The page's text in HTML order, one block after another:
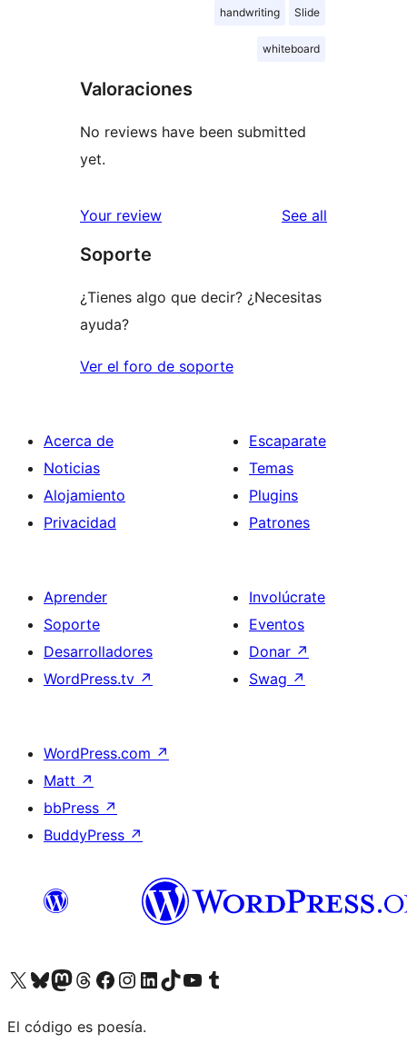
handwriting Slide
whiteboard
Valoraciones
No reviews have been submitted
yet.
Your review See all
Soporte
¿Tienes algo que decir? ¿Necesitas
ayuda?
Ver el foro de soporte
Acerca de
Noticias
Alojamiento
Privacidad
Escaparate
Temas
Plugins
Patrones
Aprender
Soporte
Desarrolladores
WordPress.tv ↗
Involúcrate
Eventos
Donar ↗
Swag ↗
WordPress.com ↗
Matt ↗
bbPress ↗
BuddyPress ↗
Visita nuestra cuenta de X (anteriormente Twitter)
Visit our Bluesky account
Visit our Mastodon account
Visit our Threads account
Visita nuestra página de Facebook
Visita nuestra cuenta de Instagram
Visita nuestra cuenta de LinkedIn
Visit our TikTok account
Visita nuestro canal de YouTube
Visit our Tumblr account
El código es poesía.